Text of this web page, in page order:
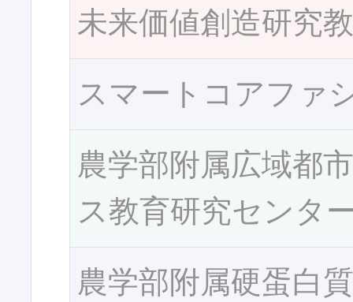
未来価値創造研究
スマートコアファ
農学部附属広域都
ス教育研究センタ
農学部附属硬蛋白